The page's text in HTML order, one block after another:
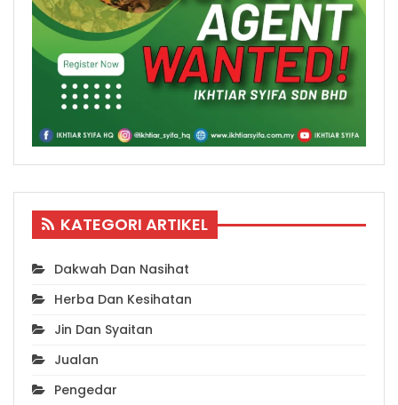
KATEGORI ARTIKEL
Dakwah Dan Nasihat
Herba Dan Kesihatan
Jin Dan Syaitan
Jualan
Pengedar